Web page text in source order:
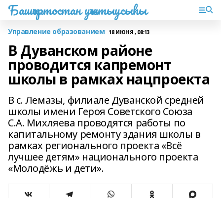
Башҡортостан уҡытыусыһы
Управление образованием 18 ИЮНЯ , 08:13
В Дуванском районе
проводится капремонт
школы в рамках нацпроекта
В с. Лемазы, филиале Дуванской средней
школы имени Героя Советского Союза
С.А. Михляева проводятся работы по
капитальному ремонту здания школы в
рамках регионального проекта «Всё
лучшее детям» национального проекта
«Молодёжь и дети».